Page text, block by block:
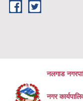
Skip to main content
नलगाड
नगर